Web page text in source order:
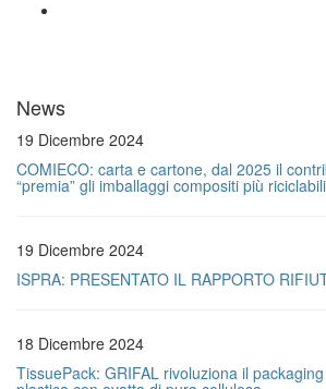
News
19 Dicembre 2024
COMIECO: carta e cartone, dal 2025 il
“premia” gli imballaggi compositi più riciclabili
19 Dicembre 2024
ISPRA: PRESENTATO IL RAPPORTO
18 Dicembre 2024
TissuePack: GRIFAL rivoluziona il